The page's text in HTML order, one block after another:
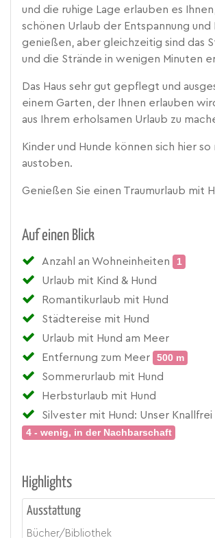
und die ruhige Lage erlauben es
schönen Urlaub der Entspannung und
genießen, aber gleichzeitig sind das
und die Strände in wenigen Minuten
Das Haus sehr gut gepflegt und
einem Garten, der Ihnen erlauben
aus Ihrem erholsamen Urlaub zu
Kinder und Hunde können sich hier so
austoben.
Genießen Sie einen Traumurlaub mit
Auf einen Blick
Anzahl an Wohneinheiten
1
Urlaub mit Kind & Hund
Romantikurlaub mit Hund
Städtereise mit Hund
Urlaub mit Hund am Meer
Entfernung zum Meer
500 m
Sommerurlaub mit Hund
Herbsturlaub mit Hund
Silvester mit Hund: Unser
4 - wenig, in der Nachbarschaft
Highlights
Ausstattung
Bücher/Bibliothek